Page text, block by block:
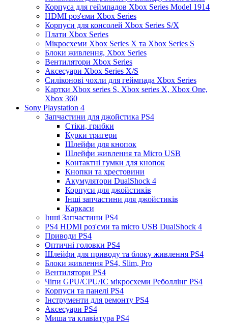
Корпуса для геймпадов Xbox Series Model 1914
HDMI роз'єми Xbox Series
Корпуси для консолей Xbox Series S/X
Плати Xbox Series
Мікросхеми Xbox Series X та Xbox Series S
Блоки живлення, Xbox Series
Вентилятори Xbox Series
Аксесуари Xbox Series X/S
Силіконові чохли для геймпада Xbox Series
Картки Xbox series S, Xbox series X, Xbox One,
Xbox 360
Sony Playstation 4
Запчастини для джойстика PS4
Стіки, грибки
Курки тригери
Шлейфи для кнопок
Шлейфи живлення та Micro USB
Контактні гумки для кнопок
Кнопки та хрестовини
Акумулятори DualShock 4
Корпуси для джойстиків
Інші запчастини для джойстиків
Каркаси
Інші Запчастини PS4
PS4 HDMI роз'єми та micro USB DualShock 4
Приводи PS4
Оптичні головки PS4
Шлейфи для приводу та блоку живлення PS4
Блоки живлення PS4, Slim, Pro
Вентилятори PS4
Чіпи GPU/CPU/IC мікросхеми Реболлінг PS4
Корпуси та панелі PS4
Інструменти для ремонту PS4
Аксесуари PS4
Миша та клавіатура PS4